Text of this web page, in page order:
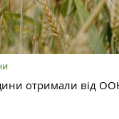
отримали від